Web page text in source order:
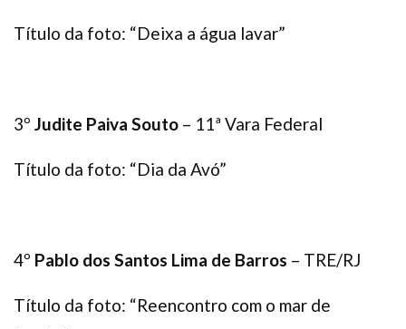
Título da foto: “Deixa a água lavar”
3º Judite Paiva Souto – 11ª Vara Federal
Título da foto: “Dia da Avó”
4º Pablo dos Santos Lima de Barros – TRE/RJ
Título da foto: “Reencontro com o mar de